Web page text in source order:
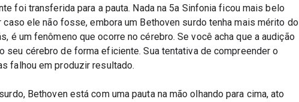
foi transferida para a pauta. Nada na 5a Sinfonia ficou mais belo
ele não fosse, embora um Bethoven surdo tenha mais mérito do
é um fenômeno que ocorre no cérebro. Se você acha que a audição
seu cérebro de forma eficiente. Sua tentativa de compreender o
falhou em produzir resultado.
Bethoven está com uma pauta na mão olhando para cima, ato